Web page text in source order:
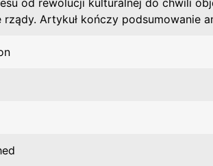
od rewolucji kulturalnej do chwili
rządy. Artykuł kończy podsumowanie